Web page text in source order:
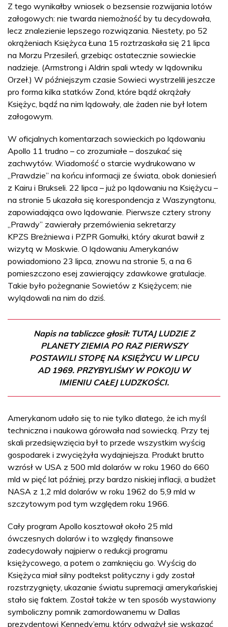
Z tego wynikałby wniosek o bezsensie rozwijania lotów
załogowych: nie twarda niemożność by tu decydowała,
lecz znalezienie lepszego rozwiązania. Niestety, po 52
okrążeniach Księżyca Łuna 15 roztrzaskała się 21 lipca
na Morzu Przesileń, grzebiąc ostatecznie sowieckie
nadzieje. (Armstrong i Aldrin spali wtedy w lądowniku
Orzeł.) W późniejszym czasie Sowieci wystrzelili jeszcze
pro forma kilka statków Zond, które bądź okrążały
Księżyc, bądź na nim lądowały, ale żaden nie był lotem
załogowym.
W oficjalnych komentarzach sowieckich po lądowaniu
Apollo 11 trudno – co zrozumiałe – doszukać się
zachwytów. Wiadomość o starcie wydrukowano w
„Prawdzie” na końcu informacji ze świata, obok doniesień
z Kairu i Brukseli. 22 lipca – już po lądowaniu na Księżycu –
na stronie 5 ukazała się korespondencja z Waszyngtonu,
zapowiadająca owo lądowanie. Pierwsze cztery strony
„Prawdy” zawierały przemówienia sekretarzy
KPZS Breżniewa i PZPR Gomułki, który akurat bawił z
wizytą w Moskwie. O lądowaniu Amerykanów
powiadomiono 23 lipca, znowu na stronie 5, a na 6
pomieszczono esej zawierający zdawkowe gratulacje.
Takie było pożegnanie Sowietów z Księżycem; nie
wylądowali na nim do dziś.
Napis na tabliczce głosił: TUTAJ LUDZIE Z
PLANETY ZIEMIA PO RAZ PIERWSZY
POSTAWILI STOPĘ NA KSIĘŻYCU W LIPCU
AD 1969. PRZYBYLIŚMY W POKOJU W
IMIENIU CAŁEJ LUDZKOŚCI.
Amerykanom udało się to nie tylko dlatego, że ich myśl
techniczna i naukowa górowała nad sowiecką. Przy tej
skali przedsięwzięcia był to przede wszystkim wyścig
gospodarek i zwyciężyła wydajniejsza. Produkt brutto
wzrósł w USA z 500 mld dolarów w roku 1960 do 660
mld w pięć lat później, przy bardzo niskiej inflacji, a budżet
NASA z 1,2 mld dolarów w roku 1962 do 5,9 mld w
szczytowym pod tym względem roku 1966.
Cały program Apollo kosztował około 25 mld
ówczesnych dolarów i to względy finansowe
zadecydowały najpierw o redukcji programu
księżycowego, a potem o zamknięciu go. Wyścig do
Księżyca miał silny podtekst polityczny i gdy został
rozstrzygnięty, ukazanie światu supremacji amerykańskiej
stało się faktem. Został także w ten sposób wystawiony
symboliczny pomnik zamordowanemu w Dallas
prezydentowi Kennedy’emu, który odważył się wskazać